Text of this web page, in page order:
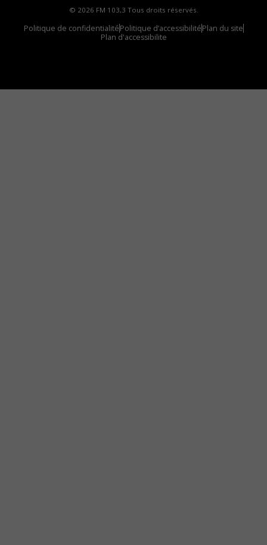
© 2026 FM 103,3 Tous droits réservés.
Politique de confidentialitéPolitique d’accessibilitéPlan du site
Plan d'accessibilite